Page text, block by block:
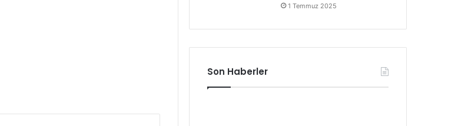
1 Temmuz 2025
Son Haberler